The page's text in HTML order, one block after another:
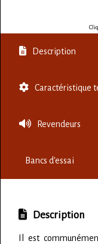
Description
Caractéristique
Revendeurs
Bancs d'essai
Description
Il est